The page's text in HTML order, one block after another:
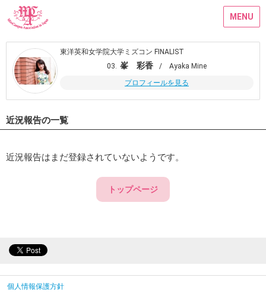
MENU
東洋英和女学院大学ミズコン FINALIST
03. 峯 彩香
/ Ayaka Mine
プロフィールを見る
近況報告の一覧
近況報告はまだ登録されていないようです。
トップページ
個人情報保護方針